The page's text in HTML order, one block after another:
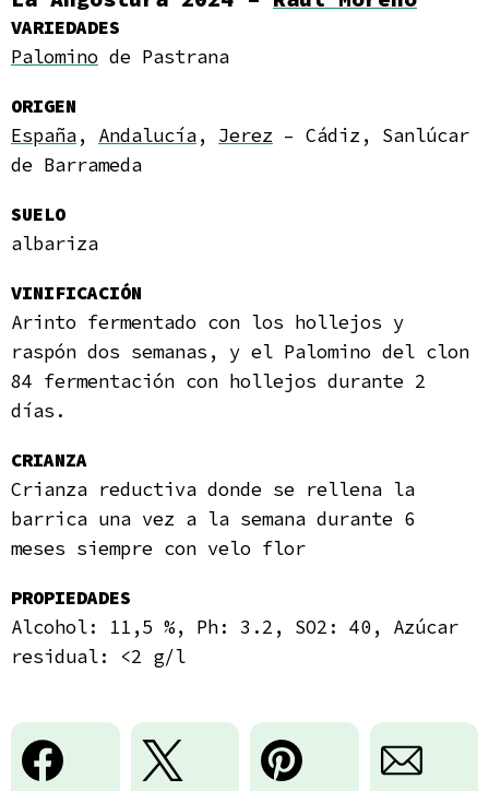
VARIEDADES
Palomino de Pastrana
ORIGEN
España, Andalucía, Jerez – Cádiz, Sanlúcar
de Barrameda
SUELO
albariza
VINIFICACIÓN
Arinto fermentado con los hollejos y
raspón dos semanas, y el Palomino del clon
84 fermentación con hollejos durante 2
días.
CRIANZA
Crianza reductiva donde se rellena la
barrica una vez a la semana durante 6
meses siempre con velo flor
PROPIEDADES
Alcohol: 11,5 %, Ph: 3.2, SO2: 40, Azúcar
residual: <2 g/l